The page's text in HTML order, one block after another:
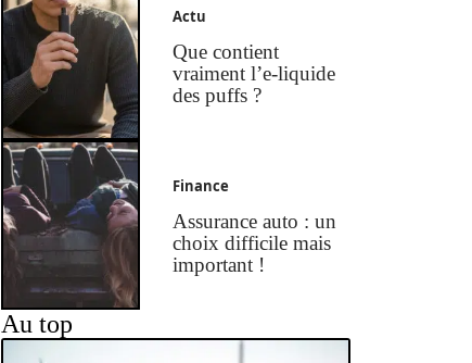
Actu
Que contient
vraiment l’e-liquide
des puffs ?
Finance
Assurance auto : un
choix difficile mais
important !
Au top